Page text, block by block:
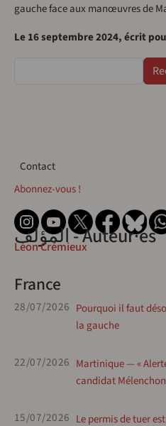
gauche face aux manœuvres de
Le 16 septembre 2024, écrit
Contact
Contact
Abonnez-vous !
المؤلف - Auteur·esLéon Crémieux
France
28/07/2026 Pourquoi il faut
la gauche
22/07/2026 Martinique — «
candidat Mélenchon
15/07/2026 Le permis de tuer